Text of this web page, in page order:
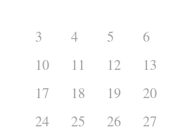
3
4 5 6
10
11 12 13
17
18 19 20
24
25 26 27